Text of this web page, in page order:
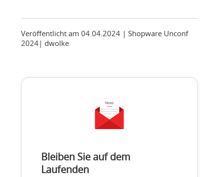
Veröffentlicht am 04.04.2024 | Shopware Unconf
2024| dwolke
Bleiben Sie auf dem
Laufenden